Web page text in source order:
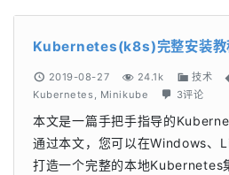
Kubernetes(k8s)完整安装教
2019-08-27 24.1k 技术
Kubernetes
Minikube 3评论
本文是一篇手把手指导的
通过本文，您可以在Windows、
打造一个完整的本地Kubernetes